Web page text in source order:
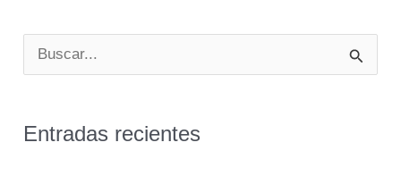
u
c
Entradas recientes